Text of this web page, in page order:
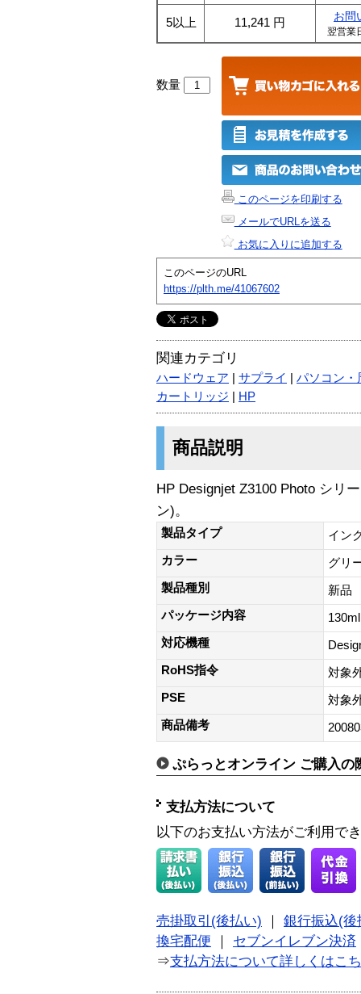
5以上 11,241 円 お問
翌営業
数量
このページを印刷する
メールでURLを送る
お気に入りに追加する
このページのURL
https://plth.me/41067602
関連カテゴリ
ハードウェア サプライ
パソコン・
カートリッジ
HP
商品説明
HP Designjet Z3100 Photo シリ
ン)。
製品タイプ
イン
カラー
グリ
製品種別
新品
パッケージ内容
130ml
対応機種
RoHS指令
対象
PSE
対象
商品備考
ぷらっとオンライン ご購入の
支払方法について
以下のお支払い方法がご利用で
売掛取引(後払い)
銀行振込(後
換宅配便
セブンイレブン決済
⇒支払方法について詳しくはこ